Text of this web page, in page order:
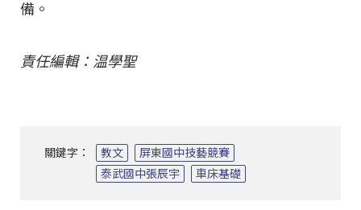
備。
責任編輯：温學聖
關鍵字： 教文
屏東國中技藝競賽
泰武國中張辰宇
車床基礎